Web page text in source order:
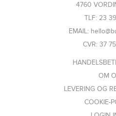
4760
TLF: 23
EMAIL:
CVR: 37
OM
LEVERING OG
COOKIE-